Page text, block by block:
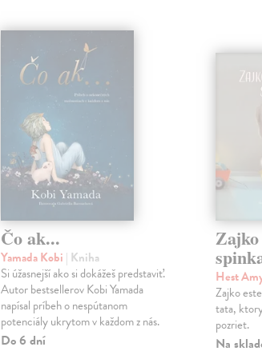
Čo ak...
Yamada Kobi | Kniha
Si úžasnejší ako si dokážeš predstaviť.
Autor bestsellerov Kobi Yamada
napísal príbeh o nespútanom
potenciály ukrytom v každom z nás.
Do 6 dní
Hest
Zajko
tata,
pozriet.
Na